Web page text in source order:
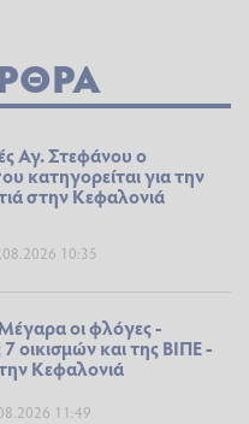
Αγ. Στεφάνου ο
κατηγορείται για την
στην Κεφαλονιά
10:35
οι φλόγες -
οικισμών και της ΒΙΠΕ -
Κεφαλονιά
11:49